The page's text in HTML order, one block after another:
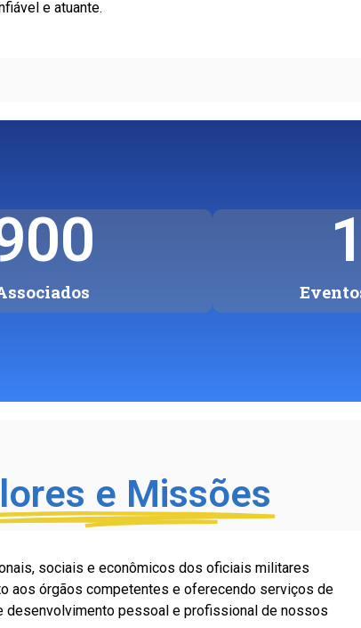
e atuante.
e Missões
sociais e econômicos dos oficiais militares
aos órgãos competentes e oferecendo serviços de
desenvolvimento pessoal e profissional de nossos